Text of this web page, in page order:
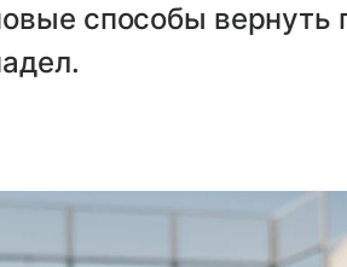
способы вернуть